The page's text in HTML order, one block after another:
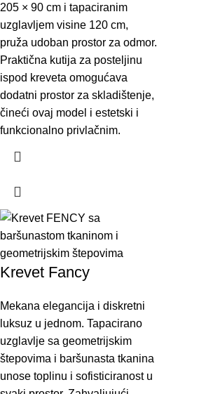
205 × 90 cm i tapaciranim
uzglavljem visine 120 cm,
pruža udoban prostor za odmor.
Praktična kutija za posteljinu
ispod kreveta omogućava
dodatni prostor za skladištenje,
čineći ovaj model i estetski i
funkcionalno privlačnim.
Krevet Fancy
Mekana elegancija i diskretni
luksuz u jednom. Tapacirano
uzglavlje sa geometrijskim
štepovima i baršunasta tkanina
unose toplinu i sofisticiranost u